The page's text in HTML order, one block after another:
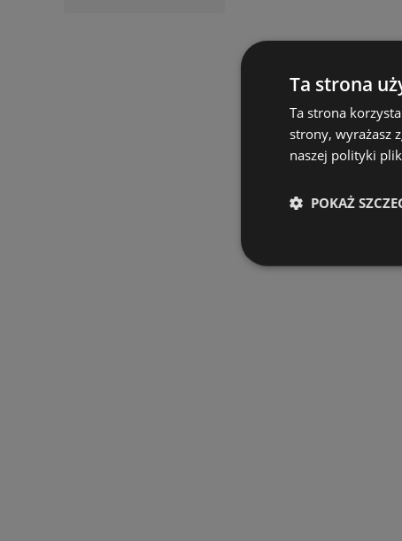
Ta strona
Ta strona
strony, wyrażasz
naszej polityki
POKAŻ